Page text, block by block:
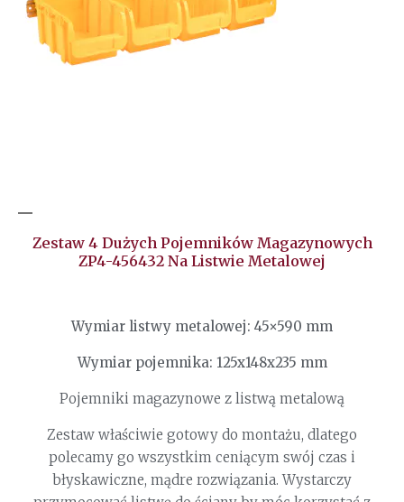
Zestaw 4 Dużych Pojemników Magazynowych
ZP4-456432 Na Listwie Metalowej
Wymiar listwy metalowej: 45×590 mm
Wymiar pojemnika: 125x148x235 mm
Pojemniki magazynowe z listwą metalową
Zestaw właściwie gotowy do montażu, dlatego
polecamy go wszystkim ceniącym swój czas i
błyskawiczne, mądre rozwiązania. Wystarczy